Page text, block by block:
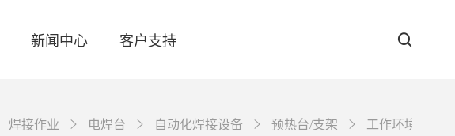
新闻中心 客户支持
焊接作业 电焊台 自动化焊接设备 预热台/支架 工作环境保障